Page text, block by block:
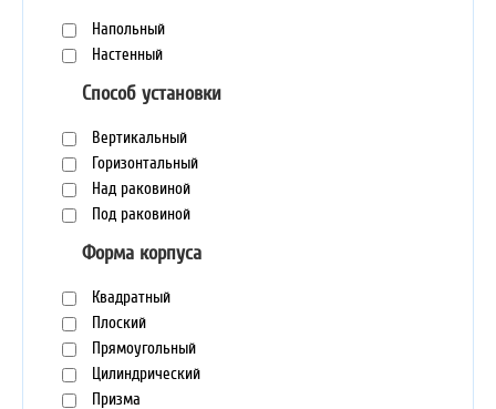
Напольный
Настенный
Способ установки
Вертикальный
Горизонтальный
Над раковиной
Под раковиной
Форма корпуса
Квадратный
Плоский
Прямоугольный
Цилиндрический
Призма